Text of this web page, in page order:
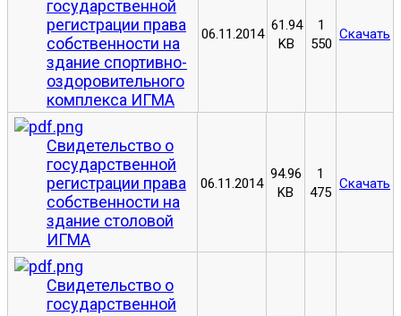
государственной
регистрации права
собственности на
здание спортивно-
оздоровительного
комплекса ИГМА
06.11.2014
61.94
KB
1
550
Скачать
Свидетельство о
государственной
регистрации права
собственности на
здание столовой
ИГМА
06.11.2014
94.96
KB
1
475
Скачать
Свидетельство о
государственной